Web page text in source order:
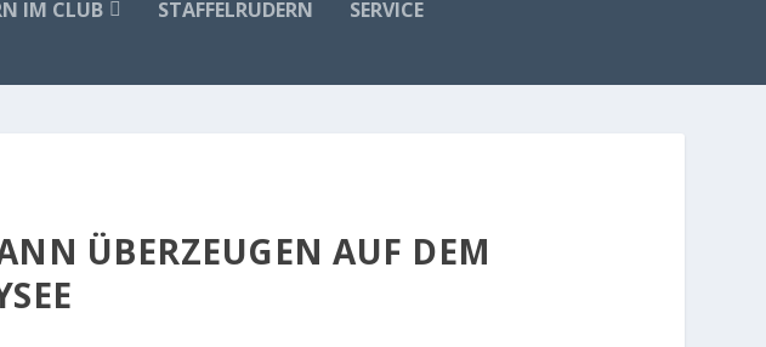
IM CLUB STAFFELRUDERN SERVICE
ÜBERZEUGEN AUF DEM